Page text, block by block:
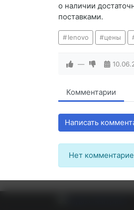
о наличии
поставками.
lenovo цены
—
Комментарии
Написать
Нет